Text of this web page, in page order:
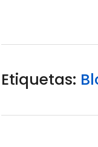
c
o
n
e
Etiquetas: